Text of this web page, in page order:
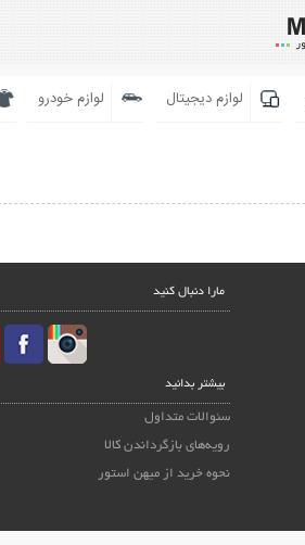
لوازم دیجیتال لوازم خودرو
مارا دنبال کنید
بیشتر بدانید
سئوالات متداول
رویه‌های بازگرداندن کالا
نحوه خرید از میهن استور